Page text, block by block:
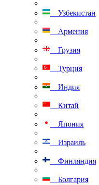
Узбекистан
Армения
Грузия
Турция
Индия
Китай
Япония
Израиль
Финляндия
Болгария